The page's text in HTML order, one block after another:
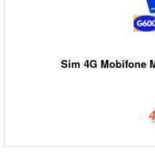
Sim 4G Mobifone